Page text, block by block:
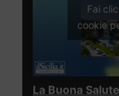
Fai
cookie
La Buona